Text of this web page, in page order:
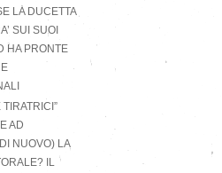
LA DUCETTA
SUI SUOI
HA PRONTE
AD
NUOVO) LA
IL